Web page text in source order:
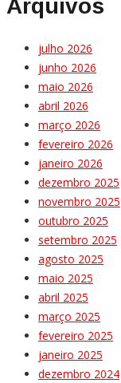
Arquivos
julho 2026
junho 2026
maio 2026
abril 2026
março 2026
fevereiro 2026
janeiro 2026
dezembro 2025
novembro 2025
outubro 2025
setembro 2025
agosto 2025
maio 2025
abril 2025
março 2025
fevereiro 2025
janeiro 2025
dezembro 2024